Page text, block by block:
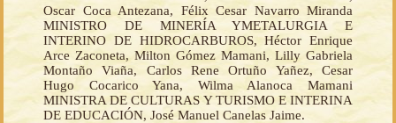
Oscar Coca Antezana, Félix Cesar Navarro Miranda
MINISTRO DE MINERÍA YMETALURGIA E
INTERINO DE HIDROCARBUROS, Héctor Enrique
Arce Zaconeta, Milton Gómez Mamani, Lilly Gabriela
Montaño Viaña, Carlos Rene Ortuño Yañez, Cesar
Hugo Cocarico Yana, Wilma Alanoca Mamani
MINISTRA DE CULTURAS Y TURISMO E INTERINA
DE EDUCACIÓN, José Manuel Canelas Jaime.